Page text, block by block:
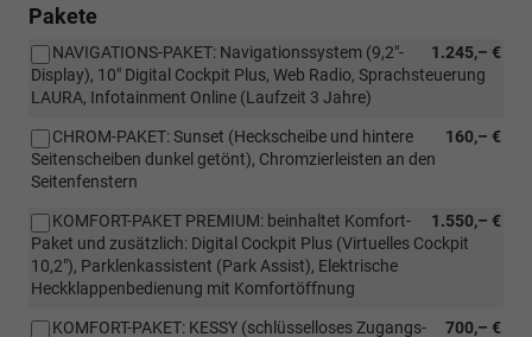
Pakete
1.245,– €
NAVIGATIONS-PAKET: Navigationssystem (9,2"-
Display), 10" Digital Cockpit Plus, Web Radio, Sprachsteuerung
LAURA, Infotainment Online (Laufzeit 3 Jahre)
160,– €
CHROM-PAKET: Sunset (Heckscheibe und hintere
Seitenscheiben dunkel getönt), Chromzierleisten an den
Seitenfenstern
1.550,– €
KOMFORT-PAKET PREMIUM: beinhaltet Komfort-
Paket und zusätzlich: Digital Cockpit Plus (Virtuelles Cockpit
10,2"), Parklenkassistent (Park Assist), Elektrische
Heckklappenbedienung mit Komfortöffnung
700,– €
KOMFORT-PAKET: KESSY (schlüsselloses Zugangs-